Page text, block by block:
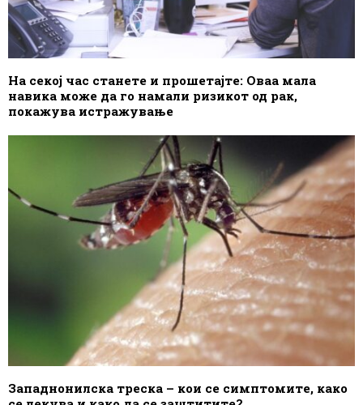
На секој час станете и прошетајте: Оваа мала
навика може да го намали ризикот од рак,
покажува истражување
Западнонилска треска – кои се симптомите, како